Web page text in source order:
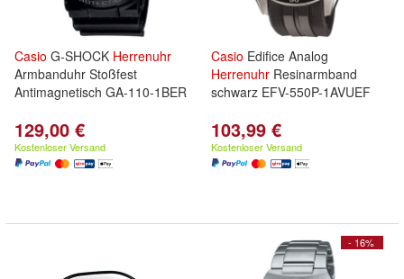
Casio G-SHOCK Herrenuhr
Armbanduhr Stoßfest
Antimagnetisch GA-110-1BER
129,00 €
Kostenloser Versand
Casio Edifice Analog
Herrenuhr Resinarmband
schwarz EFV-550P-1AVUEF
103,99 €
Kostenloser Versand
- 16%